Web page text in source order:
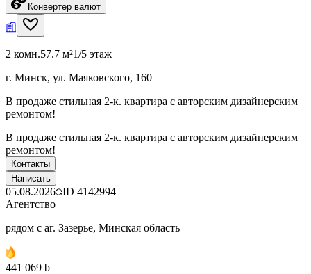
Конвертер валют
2 комн.57.7 м²1/5 этаж
г. Минск, ул. Маяковского, 160
В продаже стильная 2-к. квартира с авторским дизайнерским
ремонтом!
В продаже стильная 2-к. квартира с авторским дизайнерским
ремонтом!
Контакты
Написать
05.08.2026 ID 4142994
Агентство
рядом с аг. Зазерье, Минская область
441 069 ƃ